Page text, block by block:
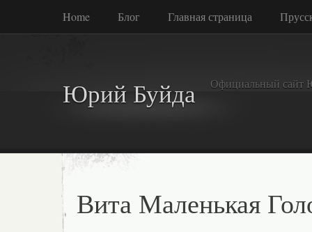
Home Блог Главная страница
Юрий Буйда Официальный сайт
Вита Маленькая